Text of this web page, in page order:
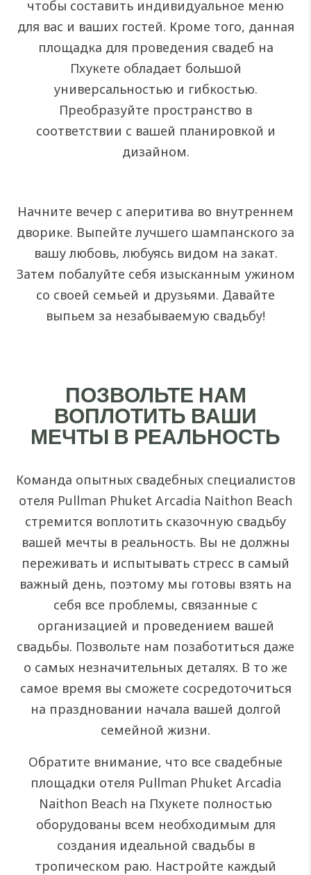
чтобы составить индивидуальное меню
для вас и ваших гостей. Кроме того, данная
площадка для проведения свадеб на
Пхукете обладает большой
универсальностью и гибкостью.
Преобразуйте пространство в
соответствии с вашей планировкой и
дизайном.
Начните вечер с аперитива во внутреннем
дворике. Выпейте лучшего шампанского за
вашу любовь, любуясь видом на закат.
Затем побалуйте себя изысканным ужином
со своей семьей и друзьями. Давайте
выпьем за незабываемую свадьбу!
ПОЗВОЛЬТЕ НАМ
ВОПЛОТИТЬ ВАШИ
МЕЧТЫ В РЕАЛЬНОСТЬ
Команда опытных свадебных специалистов
отеля Pullman Phuket Arcadia Naithon Beach
стремится воплотить сказочную свадьбу
вашей мечты в реальность. Вы не должны
переживать и испытывать стресс в самый
важный день, поэтому мы готовы взять на
себя все проблемы, связанные с
организацией и проведением вашей
свадьбы. Позвольте нам позаботиться даже
о самых незначительных деталях. В то же
самое время вы сможете сосредоточиться
на праздновании начала вашей долгой
семейной жизни.
Обратите внимание, что все свадебные
площадки отеля Pullman Phuket Arcadia
Naithon Beach на Пхукете полностью
оборудованы всем необходимым для
создания идеальной свадьбы в
тропическом раю. Настройте каждый